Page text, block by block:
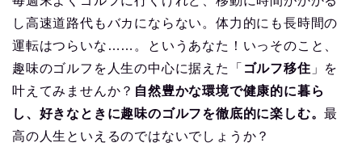
し高速道路代もバカにならない。体力的にも長時間の
運転はつらいな……。というあなた！いっそのこと、
趣味のゴルフを人生の中心に据えた「 ゴルフ移住 」を
叶えてみませんか？ 自然豊かな環境で健康的に暮ら
し、好きなときに趣味のゴルフを徹底的に楽しむ。最
高の人生といえるのではないでしょうか？